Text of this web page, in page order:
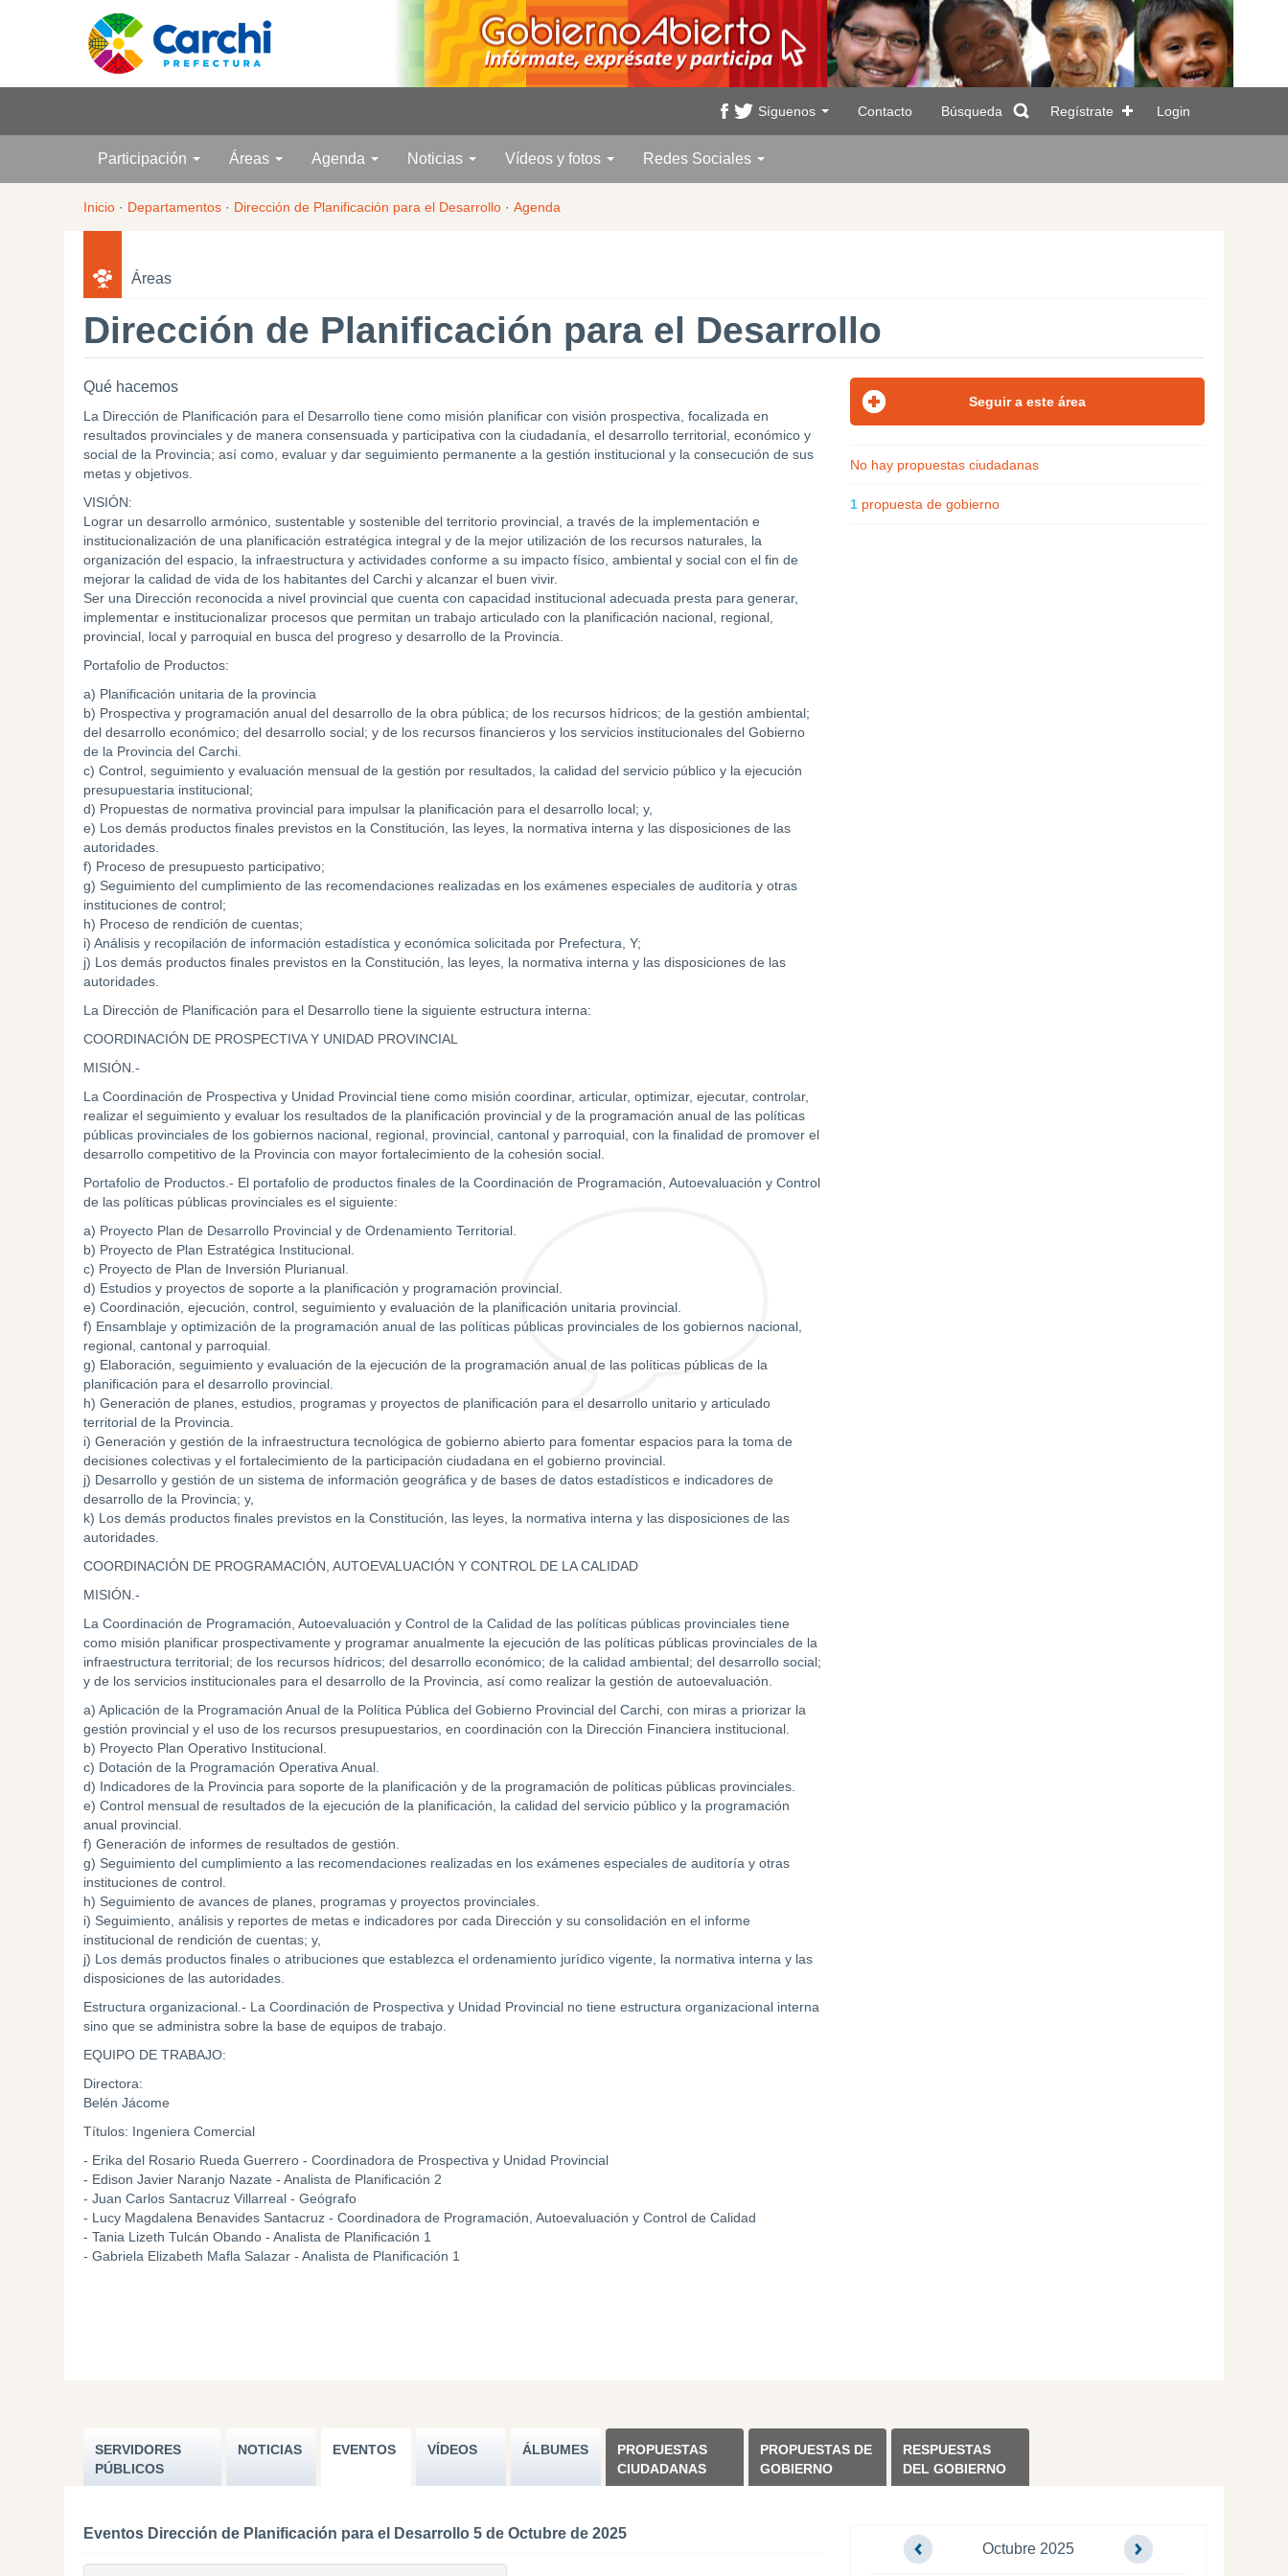
Síguenos Contacto Búsqueda Regístrate Login
Participación Áreas Agenda Noticias Vídeos y fotos Redes Sociales
Inicio · Departamentos · Dirección de Planificación para el Desarrollo · Agenda
Áreas
Dirección de Planificación para el Desarrollo
Qué hacemos
La Dirección de Planificación para el Desarrollo tiene como misión planificar con visión prospectiva, focalizada en
resultados provinciales y de manera consensuada y participativa con la ciudadanía, el desarrollo territorial, económico y
social de la Provincia; así como, evaluar y dar seguimiento permanente a la gestión institucional y la consecución de sus
metas y objetivos.
VISIÓN:
Lograr un desarrollo armónico, sustentable y sostenible del territorio provincial, a través de la implementación e
institucionalización de una planificación estratégica integral y de la mejor utilización de los recursos naturales, la
organización del espacio, la infraestructura y actividades conforme a su impacto físico, ambiental y social con el fin de
mejorar la calidad de vida de los habitantes del Carchi y alcanzar el buen vivir.
Ser una Dirección reconocida a nivel provincial que cuenta con capacidad institucional adecuada presta para generar,
implementar e institucionalizar procesos que permitan un trabajo articulado con la planificación nacional, regional,
provincial, local y parroquial en busca del progreso y desarrollo de la Provincia.
Portafolio de Productos:
a) Planificación unitaria de la provincia
b) Prospectiva y programación anual del desarrollo de la obra pública; de los recursos hídricos; de la gestión ambiental;
del desarrollo económico; del desarrollo social; y de los recursos financieros y los servicios institucionales del Gobierno
de la Provincia del Carchi.
c) Control, seguimiento y evaluación mensual de la gestión por resultados, la calidad del servicio público y la ejecución
presupuestaria institucional;
d) Propuestas de normativa provincial para impulsar la planificación para el desarrollo local; y,
e) Los demás productos finales previstos en la Constitución, las leyes, la normativa interna y las disposiciones de las
autoridades.
f) Proceso de presupuesto participativo;
g) Seguimiento del cumplimiento de las recomendaciones realizadas en los exámenes especiales de auditoría y otras
instituciones de control;
h) Proceso de rendición de cuentas;
i) Análisis y recopilación de información estadística y económica solicitada por Prefectura, Y;
j) Los demás productos finales previstos en la Constitución, las leyes, la normativa interna y las disposiciones de las
autoridades.
La Dirección de Planificación para el Desarrollo tiene la siguiente estructura interna:
COORDINACIÓN DE PROSPECTIVA Y UNIDAD PROVINCIAL
MISIÓN.-
La Coordinación de Prospectiva y Unidad Provincial tiene como misión coordinar, articular, optimizar, ejecutar, controlar,
realizar el seguimiento y evaluar los resultados de la planificación provincial y de la programación anual de las políticas
públicas provinciales de los gobiernos nacional, regional, provincial, cantonal y parroquial, con la finalidad de promover el
desarrollo competitivo de la Provincia con mayor fortalecimiento de la cohesión social.
Portafolio de Productos.- El portafolio de productos finales de la Coordinación de Programación, Autoevaluación y Control
de las políticas públicas provinciales es el siguiente:
a) Proyecto Plan de Desarrollo Provincial y de Ordenamiento Territorial.
b) Proyecto de Plan Estratégica Institucional.
c) Proyecto de Plan de Inversión Plurianual.
d) Estudios y proyectos de soporte a la planificación y programación provincial.
e) Coordinación, ejecución, control, seguimiento y evaluación de la planificación unitaria provincial.
f) Ensamblaje y optimización de la programación anual de las políticas públicas provinciales de los gobiernos nacional,
regional, cantonal y parroquial.
g) Elaboración, seguimiento y evaluación de la ejecución de la programación anual de las políticas públicas de la
planificación para el desarrollo provincial.
h) Generación de planes, estudios, programas y proyectos de planificación para el desarrollo unitario y articulado
territorial de la Provincia.
i) Generación y gestión de la infraestructura tecnológica de gobierno abierto para fomentar espacios para la toma de
decisiones colectivas y el fortalecimiento de la participación ciudadana en el gobierno provincial.
j) Desarrollo y gestión de un sistema de información geográfica y de bases de datos estadísticos e indicadores de
desarrollo de la Provincia; y,
k) Los demás productos finales previstos en la Constitución, las leyes, la normativa interna y las disposiciones de las
autoridades.
COORDINACIÓN DE PROGRAMACIÓN, AUTOEVALUACIÓN Y CONTROL DE LA CALIDAD
MISIÓN.-
La Coordinación de Programación, Autoevaluación y Control de la Calidad de las políticas públicas provinciales tiene
como misión planificar prospectivamente y programar anualmente la ejecución de las políticas públicas provinciales de la
infraestructura territorial; de los recursos hídricos; del desarrollo económico; de la calidad ambiental; del desarrollo social;
y de los servicios institucionales para el desarrollo de la Provincia, así como realizar la gestión de autoevaluación.
a) Aplicación de la Programación Anual de la Política Pública del Gobierno Provincial del Carchi, con miras a priorizar la
gestión provincial y el uso de los recursos presupuestarios, en coordinación con la Dirección Financiera institucional.
b) Proyecto Plan Operativo Institucional.
c) Dotación de la Programación Operativa Anual.
d) Indicadores de la Provincia para soporte de la planificación y de la programación de políticas públicas provinciales.
e) Control mensual de resultados de la ejecución de la planificación, la calidad del servicio público y la programación
anual provincial.
f) Generación de informes de resultados de gestión.
g) Seguimiento del cumplimiento a las recomendaciones realizadas en los exámenes especiales de auditoría y otras
instituciones de control.
h) Seguimiento de avances de planes, programas y proyectos provinciales.
i) Seguimiento, análisis y reportes de metas e indicadores por cada Dirección y su consolidación en el informe
institucional de rendición de cuentas; y,
j) Los demás productos finales o atribuciones que establezca el ordenamiento jurídico vigente, la normativa interna y las
disposiciones de las autoridades.
Estructura organizacional.- La Coordinación de Prospectiva y Unidad Provincial no tiene estructura organizacional interna
sino que se administra sobre la base de equipos de trabajo.
EQUIPO DE TRABAJO:
Directora:
Belén Jácome
Títulos: Ingeniera Comercial
- Erika del Rosario Rueda Guerrero - Coordinadora de Prospectiva y Unidad Provincial
- Edison Javier Naranjo Nazate - Analista de Planificación 2
- Juan Carlos Santacruz Villarreal - Geógrafo
- Lucy Magdalena Benavides Santacruz - Coordinadora de Programación, Autoevaluación y Control de Calidad
- Tania Lizeth Tulcán Obando - Analista de Planificación 1
- Gabriela Elizabeth Mafla Salazar - Analista de Planificación 1
No hay propuestas ciudadanas
1 propuesta de gobierno
SERVIDORES
PÚBLICOS
NOTICIAS EVENTOS VÍDEOS ÁLBUMES
PROPUESTAS
CIUDADANAS
PROPUESTAS DE
GOBIERNO
RESPUESTAS
DEL GOBIERNO
Eventos Dirección de Planificación para el Desarrollo 5 de Octubre de 2025
Octubre 2025